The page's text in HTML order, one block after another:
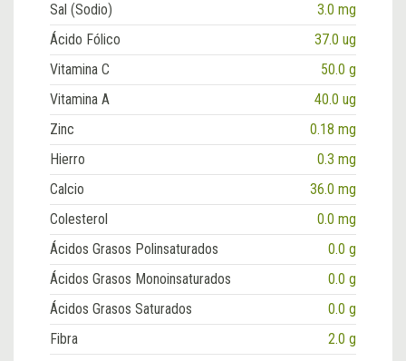
Sal (Sodio)
3.0 mg
Ácido Fólico
37.0 ug
Vitamina C
50.0 g
Vitamina A
40.0 ug
Zinc
0.18 mg
Hierro
0.3 mg
Calcio
36.0 mg
Colesterol
0.0 mg
Ácidos Grasos Polinsaturados
0.0 g
Ácidos Grasos Monoinsaturados
0.0 g
Ácidos Grasos Saturados
0.0 g
Fibra
2.0 g